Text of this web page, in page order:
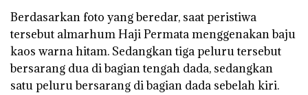
Berdasarkan foto yang beredar, saat peristiwa
tersebut almarhum Haji Permata menggenakan baju
kaos warna hitam. Sedangkan tiga peluru tersebut
bersarang dua di bagian tengah dada, sedangkan
satu peluru bersarang di bagian dada sebelah kiri.